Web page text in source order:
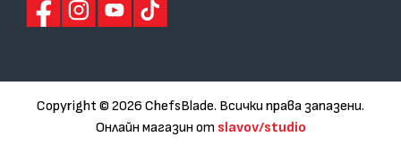
Copyright © 2026 ChefsBlade. Всички права запазени.
Онлайн магазин от slavov/studio